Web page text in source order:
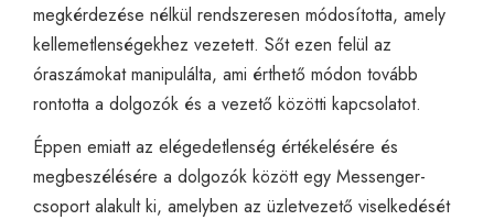
megkérdezése nélkül rendszeresen módosította, amely
kellemetlenségekhez vezetett. Sőt ezen felül az
óraszámokat manipulálta, ami érthető módon tovább
rontotta a dolgozók és a vezető közötti kapcsolatot.
Éppen emiatt az elégedetlenség értékelésére és
megbeszélésére a dolgozók között egy Messenger-
csoport alakult ki, amelyben az üzletvezető viselkedését